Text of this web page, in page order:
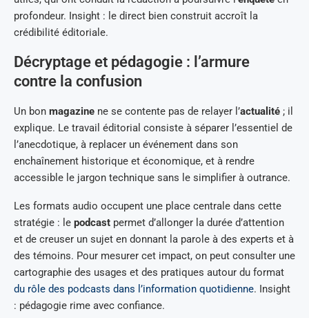
profondeur. Insight : le direct bien construit accroît la
crédibilité éditoriale.
Décryptage et pédagogie : l’armure
contre la confusion
Un bon magazine ne se contente pas de relayer l’actualité ; il
explique. Le travail éditorial consiste à séparer l’essentiel de
l’anecdotique, à replacer un événement dans son
enchaînement historique et économique, et à rendre
accessible le jargon technique sans le simplifier à outrance.
Les formats audio occupent une place centrale dans cette
stratégie : le podcast permet d’allonger la durée d’attention
et de creuser un sujet en donnant la parole à des experts et à
des témoins. Pour mesurer cet impact, on peut consulter une
cartographie des usages et des pratiques autour du format
du rôle des podcasts dans l’information quotidienne. Insight
: pédagogie rime avec confiance.